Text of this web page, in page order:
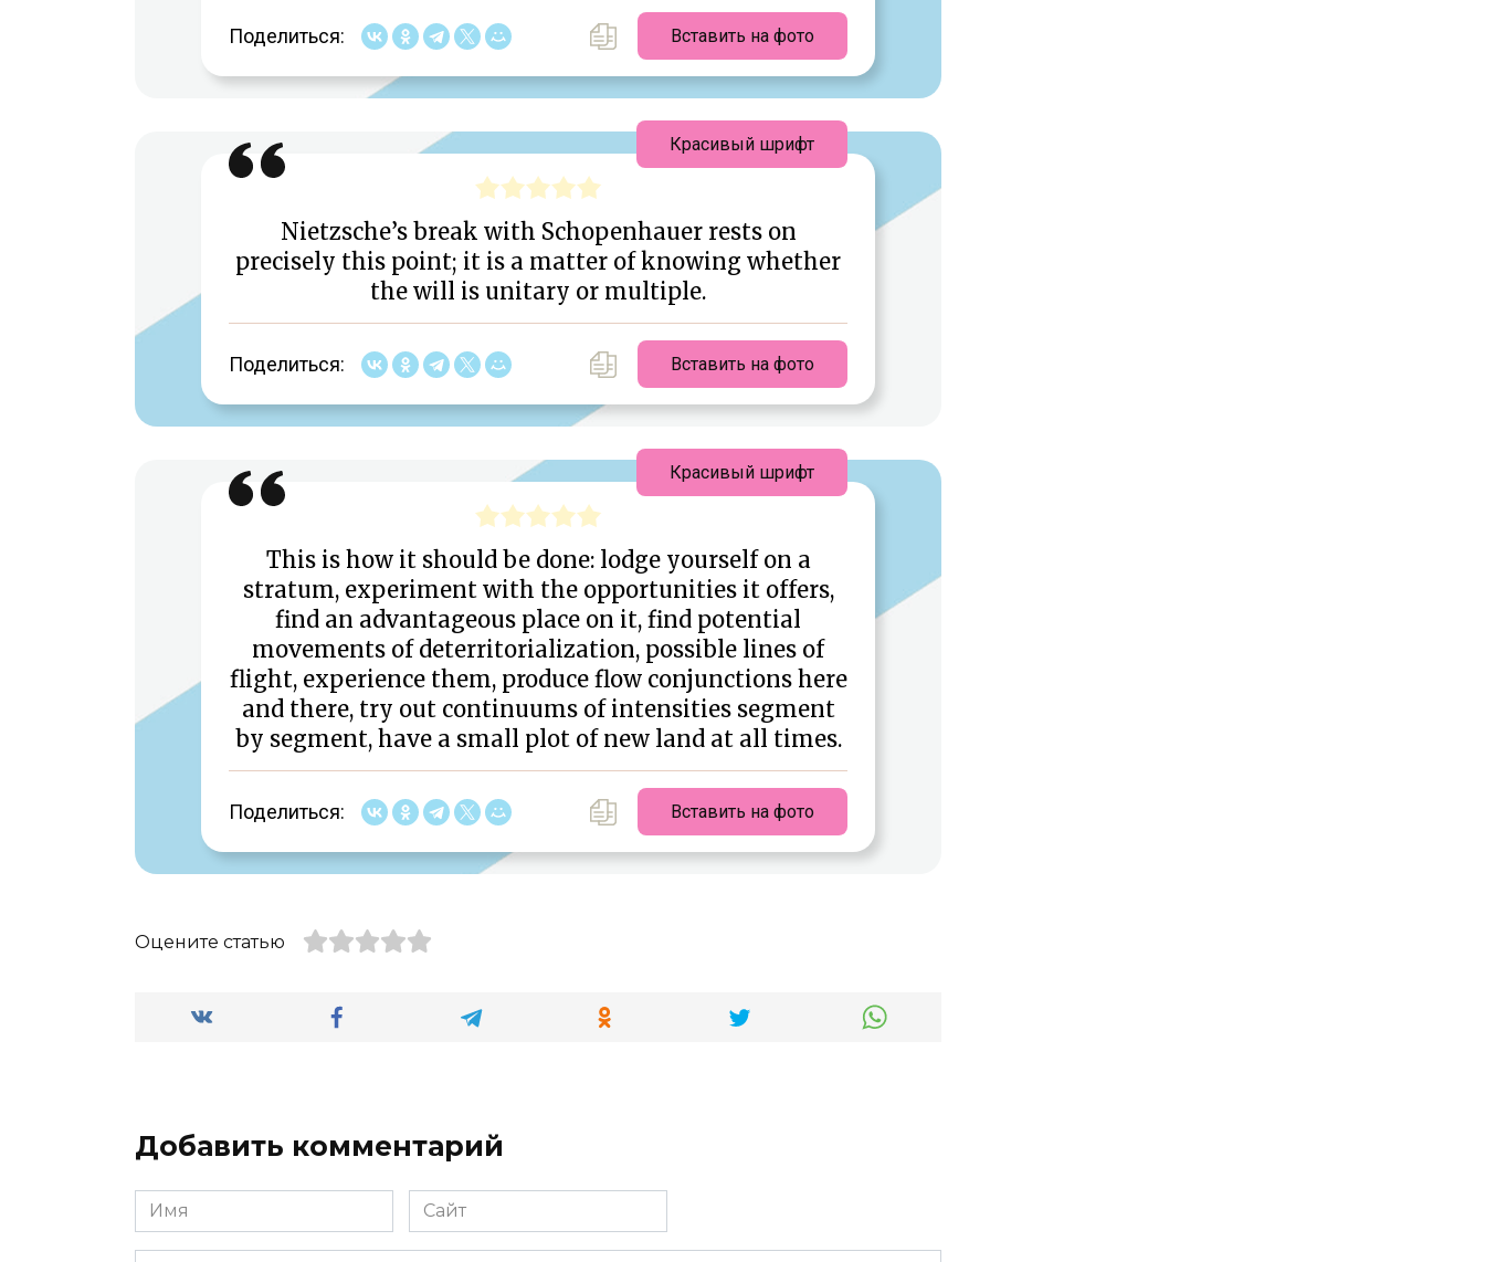
Поделиться: Вставить на фото
Nietzsche’s break with Schopenhauer rests on
precisely this point; it is a matter of knowing whether
the will is unitary or multiple.
Поделиться: Вставить на фото
Красивый шрифт
This is how it should be done: lodge yourself on a
stratum, experiment with the opportunities it offers,
find an advantageous place on it, find potential
movements of deterritorialization, possible lines of
flight, experience them, produce flow conjunctions here
and there, try out continuums of intensities segment
by segment, have a small plot of new land at all times.
Поделиться: Вставить на фото
Красивый шрифт
Оцените статью
Добавить комментарий
Имя
*
Сайт